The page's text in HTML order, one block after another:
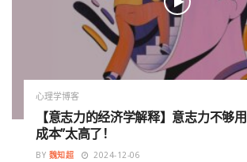
心理学博客
【意志力的经济学解释】意志力不够
成本”太高了！
BY 魏知超 2024-12-06